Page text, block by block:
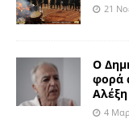
21
Ο
φορά
4